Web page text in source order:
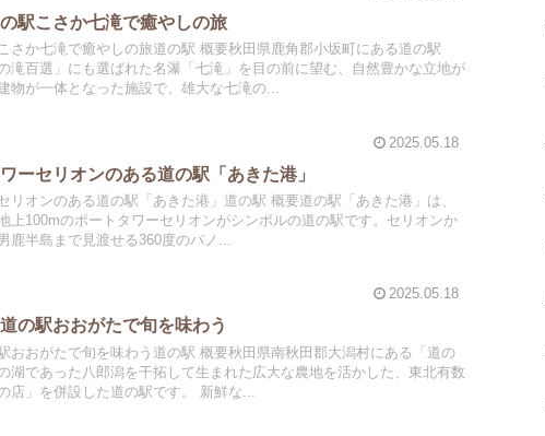
駅こさか七滝で癒やしの旅
さか七滝で癒やしの旅道の駅 概要秋田県鹿角郡小坂町にある道の駅
滝百選」にも選ばれた名瀑「七滝」を目の前に望む、自然豊かな立地が
物が一体となった施設で、雄大な七滝の...
2025.05.18
ーセリオンのある道の駅「あきた港」
リオンのある道の駅「あきた港」道の駅 概要道の駅「あきた港」は、
上100mのポートタワーセリオンがシンボルの道の駅です。セリオンか
鹿半島まで見渡せる360度のパノ...
2025.05.18
の駅おおがたで旬を味わう
おおがたで旬を味わう道の駅 概要秋田県南秋田郡大潟村にある「道の
湖であった八郎潟を干拓して生まれた広大な農地を活かした、東北有数
店」を併設した道の駅です。 新鮮な...